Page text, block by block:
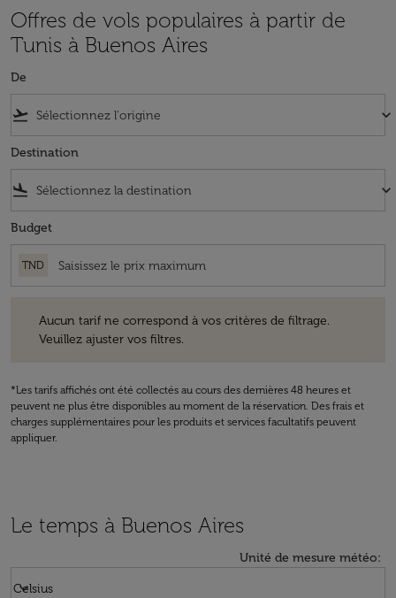
Offres de vols populaires à partir de
Tunis à Buenos Aires
De
flight_takeoff keyboard_arrow_down
Destination
flight_land keyboard_arrow_down
Budget
TND
Aucun tarif ne correspond à vos critères de filtrage.
Veuillez ajuster vos filtres.
*Les tarifs affichés ont été collectés au cours des dernières 48 heures et
peuvent ne plus être disponibles au moment de la réservation. Des frais et
charges supplémentaires pour les produits et services facultatifs peuvent
appliquer.
Le temps à Buenos Aires
Unité de mesure météo:
Celsius
keyboard_arrow_down